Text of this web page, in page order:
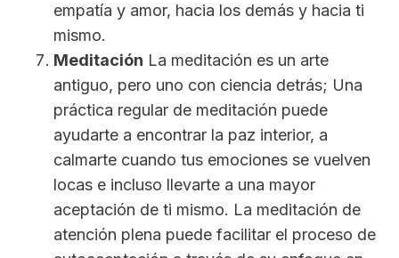
empatía y amor, hacia los demás y hacia ti
mismo.
Meditación La meditación es un arte
antiguo, pero uno con ciencia detrás; Una
práctica regular de meditación puede
ayudarte a encontrar la paz interior, a
calmarte cuando tus emociones se vuelven
locas e incluso llevarte a una mayor
aceptación de ti mismo. La meditación de
atención plena puede facilitar el proceso de